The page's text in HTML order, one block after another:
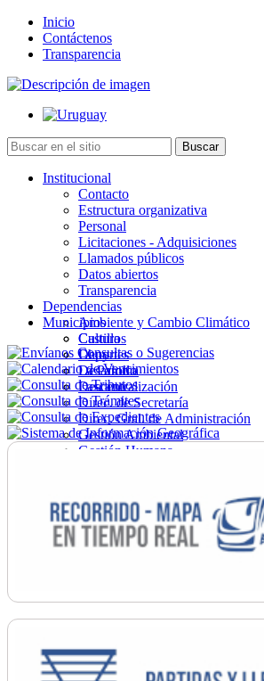
Inicio
Contáctenos
Transparencia
Institucional
Contacto
Estructura organizativa
Personal
Licitaciones - Adquisiciones
Llamados públicos
Datos abiertos
Transparencia
Dependencias
Ambiente y Cambio Climático
Cultura
Deportes
Desarrollo
Descentralización
Direc. de Secretaría
Direc. Gral. de Administración
Gestión Ambiental
Gestión Humana
Ordenamiento
Promoción Social
Salud
Secretaría General
Municipios
Castillos
Chuy
La Paloma
Lascano